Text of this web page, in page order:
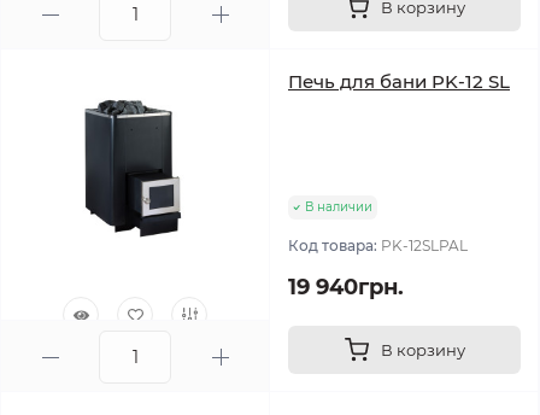
В корзину
Печь для бани PK-12 SL
В наличии
Код товара: PK-12SLPAL
19 940грн.
В корзину